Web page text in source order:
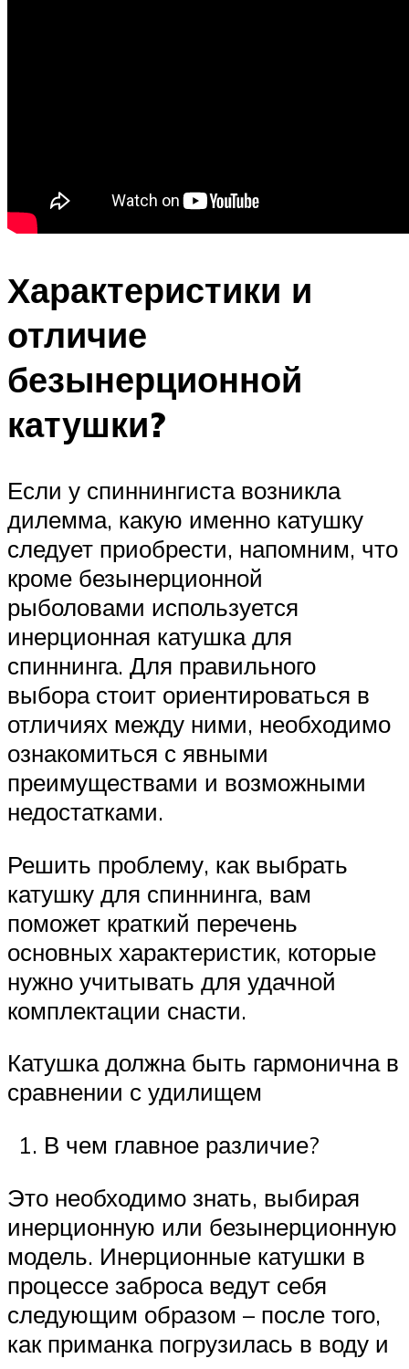
Характеристики и
отличие
безынерционной
катушки?
Если у спиннингиста возникла
дилемма, какую именно катушку
следует приобрести, напомним, что
кроме безынерционной
рыболовами используется
инерционная катушка для
спиннинга. Для правильного
выбора стоит ориентироваться в
отличиях между ними, необходимо
ознакомиться с явными
преимуществами и возможными
недостатками.
Решить проблему, как выбрать
катушку для спиннинга, вам
поможет краткий перечень
основных характеристик, которые
нужно учитывать для удачной
комплектации снасти.
Катушка должна быть гармонична в
сравнении с удилищем
В чем главное различие?
Это необходимо знать, выбирая
инерционную или безынерционную
модель. Инерционные катушки в
процессе заброса ведут себя
следующим образом – после того,
как приманка погрузилась в воду и